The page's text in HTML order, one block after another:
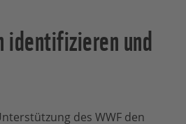
identifizieren und
des WWF den